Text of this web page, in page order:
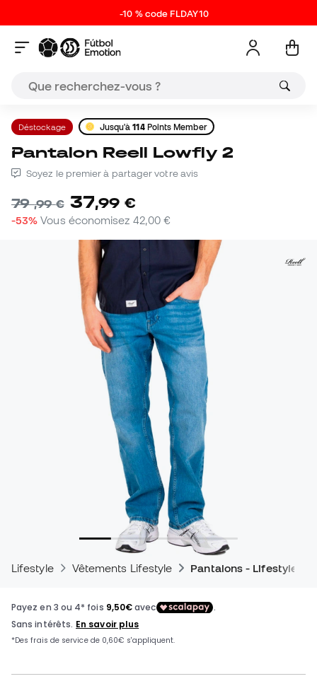
-10 % code FLDAY10
Déstockage Jusqu'à114Points Member
Pantalon Reell Lowfly 2
Soyez le premier à partager votre avis
79,99 € 37,99 €
-53% Vous économisez 42,00 €
Lifestyle Vêtements Lifestyle Pantalons - Lifestyle